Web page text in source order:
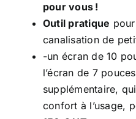
pour vous !
Outil pratique
canalisation de
-un écran de 10
l’écran de 7
supplémentaire,
confort à l’usage,